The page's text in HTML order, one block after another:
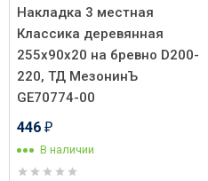
Накладка 3 местная
Классика деревянная
255х90х20 на бревно D200-
220, ТД МезонинЪ
GE70774-00
446 ₽
В наличии